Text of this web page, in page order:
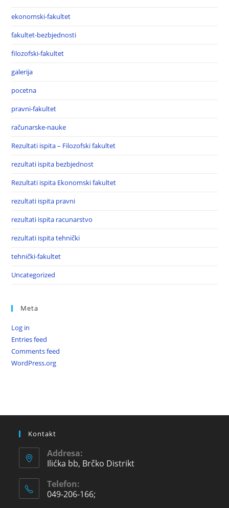
ekonomski-fakultet
fakultet-bezbjednosti
filozofski-fakultet
galerija
pocetna
pravni-fakultet
računarske-nauke
Rezultati ispita – Filozofski fakultet
rezultati ispita bezbjednost
Rezultati ispita Ekonomski fakultet
rezultati ispita pravni
rezultati ispita racunarstvo
rezultati ispita tehnički
tehnički-fakultet
Uncategorized
Meta
Log in
Entries feed
Comments feed
WordPress.org
Kontakt
Addresa:
Ilićka bb, Brčko Distrikt
Telefon:
049-206-166;